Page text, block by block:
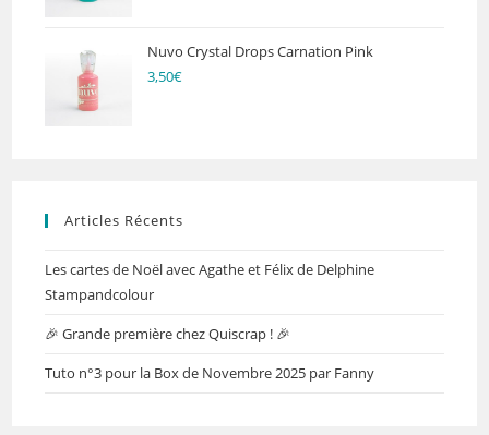
Nuvo Crystal Drops Carnation Pink
3,50€
Articles Récents
Les cartes de Noël avec Agathe et Félix de Delphine
Stampandcolour
🎉 Grande première chez Quiscrap ! 🎉
Tuto n°3 pour la Box de Novembre 2025 par Fanny